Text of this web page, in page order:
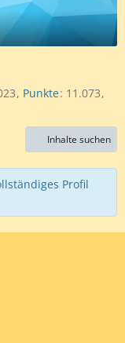
Punkte 11.073
Inhalte suchen
Profil